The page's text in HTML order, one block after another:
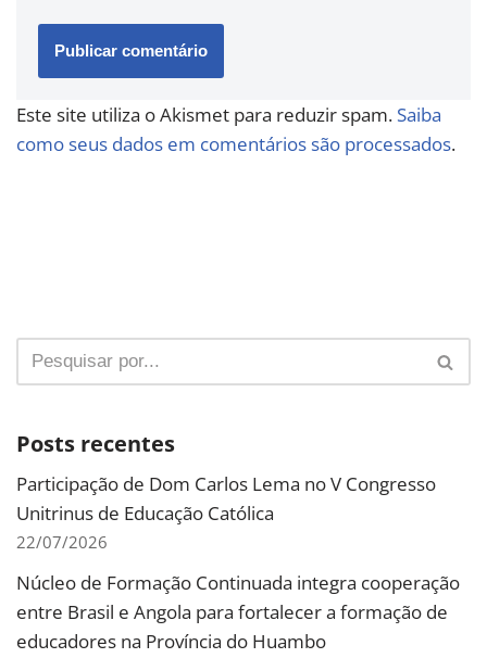
Este site utiliza o Akismet para reduzir spam. Saiba
como seus dados em comentários são processados.
Posts recentes
Participação de Dom Carlos Lema no V Congresso
Unitrinus de Educação Católica
22/07/2026
Núcleo de Formação Continuada integra cooperação
entre Brasil e Angola para fortalecer a formação de
educadores na Província do Huambo